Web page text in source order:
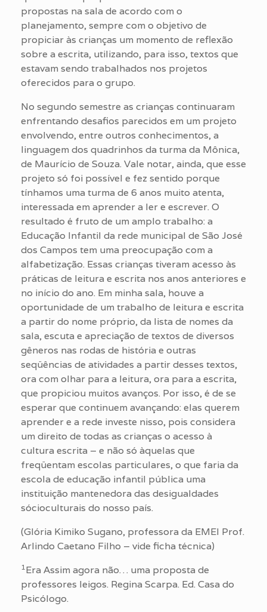
propostas na sala de acordo com o
planejamento, sempre com o objetivo de
propiciar às crianças um momento de reflexão
sobre a escrita, utilizando, para isso, textos que
estavam sendo trabalhados nos projetos
oferecidos para o grupo.
No segundo semestre as crianças continuaram
enfrentando desafios parecidos em um projeto
envolvendo, entre outros conhecimentos, a
linguagem dos quadrinhos da turma da Mônica,
de Maurício de Souza. Vale notar, ainda, que esse
projeto só foi possível e fez sentido porque
tínhamos uma turma de 6 anos muito atenta,
interessada em aprender a ler e escrever. O
resultado é fruto de um amplo trabalho: a
Educação Infantil da rede municipal de São José
dos Campos tem uma preocupação com a
alfabetização. Essas crianças tiveram acesso às
práticas de leitura e escrita nos anos anteriores e
no início do ano. Em minha sala, houve a
oportunidade de um trabalho de leitura e escrita
a partir do nome próprio, da lista de nomes da
sala, escuta e apreciação de textos de diversos
gêneros nas rodas de história e outras
seqüências de atividades a partir desses textos,
ora com olhar para a leitura, ora para a escrita,
que propiciou muitos avanços. Por isso, é de se
esperar que continuem avançando: elas querem
aprender e a rede investe nisso, pois considera
um direito de todas as crianças o acesso à
cultura escrita – e não só àquelas que
freqüentam escolas particulares, o que faria da
escola de educação infantil pública uma
instituição mantenedora das desigualdades
sócioculturais do nosso país.
(Glória Kimiko Sugano, professora da EMEI Prof.
Arlindo Caetano Filho – vide ficha técnica)
1 Era Assim agora não… uma proposta de
professores leigos. Regina Scarpa. Ed. Casa do
Psicólogo.